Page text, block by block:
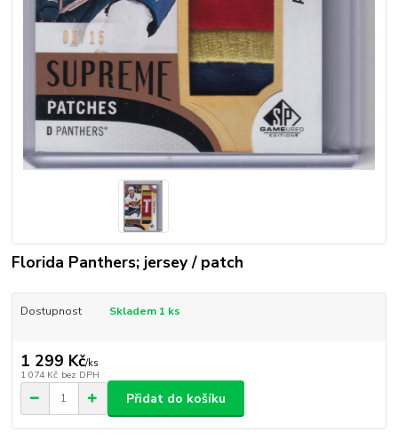
Florida Panthers; jersey / patch
Dostupnost Skladem 1 ks
1 299 Kč/ks
1 074 Kč bez DPH
Přidat do košíku